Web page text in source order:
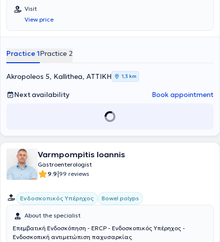
the entire spectrum of Gastroenterology - Hepatology, including
digestive endoscopies, gastroscopies, colonoscopies, and
rectoscopies, among others. Finally, he is a member of the Athens
Medical Association.
Visit
View price
Practice 1Practice 2
Akropoleos 5, Kallithea, ΑΤΤΙΚΗ 1,3 km
Next availability Book appointment
Varmpompitis Ioannis
Gastroenterologist
9.9|99 reviews
Ενδοσκοπικός Υπέρηχος Bowel polyps
About the specialist
Επεμβατική Ενδοσκόπηση - ERCP - Eνδοσκοπικός Υπέρηχος -
Ενδοσκοπική αντιμετώπιση παχυσαρκίας